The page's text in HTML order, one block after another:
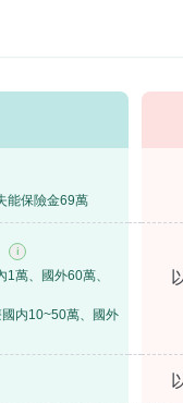
能保險金69萬
i
萬、國外60萬、
内10~50萬、國外